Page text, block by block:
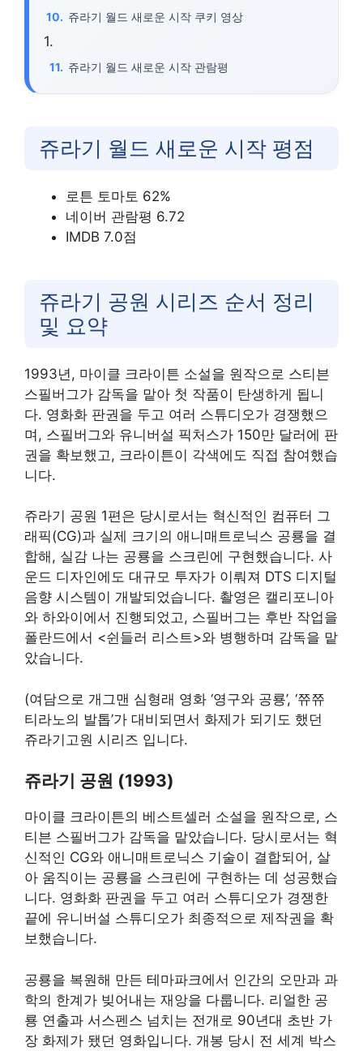
쥬라기 월드 새로운 시작 쿠키 영상
쥬라기 월드 새로운 시작 관람평
쥬라기 월드 새로운 시작 평점
로튼 토마토 62%
네이버 관람평 6.72
IMDB 7.0점
쥬라기 공원 시리즈 순서 정리
및 요약
1993년, 마이클 크라이튼 소설을 원작으로 스티븐
스필버그가 감독을 맡아 첫 작품이 탄생하게 됩니
다. 영화화 판권을 두고 여러 스튜디오가 경쟁했으
며, 스필버그와 유니버설 픽처스가 150만 달러에 판
권을 확보했고, 크라이튼이 각색에도 직접 참여했습
니다.
쥬라기 공원 1편은 당시로서는 혁신적인 컴퓨터 그
래픽(CG)과 실제 크기의 애니매트로닉스 공룡을 결
합해, 실감 나는 공룡을 스크린에 구현했습니다. 사
운드 디자인에도 대규모 투자가 이뤄져 DTS 디지털
음향 시스템이 개발되었습니다. 촬영은 캘리포니아
와 하와이에서 진행되었고, 스필버그는 후반 작업을
폴란드에서 <쉰들러 리스트>와 병행하며 감독을 맡
았습니다.
(여담으로 개그맨 심형래 영화 ‘영구와 공룡’, ‘쮸쮸
티라노의 발톱’가 대비되면서 화제가 되기도 했던
쥬라기고원 시리즈 입니다.
쥬라기 공원 (1993)
마이클 크라이튼의 베스트셀러 소설을 원작으로, 스
티븐 스필버그가 감독을 맡았습니다. 당시로서는 혁
신적인 CG와 애니매트로닉스 기술이 결합되어, 살
아 움직이는 공룡을 스크린에 구현하는 데 성공했습
니다. 영화화 판권을 두고 여러 스튜디오가 경쟁한
끝에 유니버설 스튜디오가 최종적으로 제작권을 확
보했습니다.
공룡을 복원해 만든 테마파크에서 인간의 오만과 과
학의 한계가 빚어내는 재앙을 다룹니다. 리얼한 공
룡 연출과 서스펜스 넘치는 전개로 90년대 초반 가
장 화제가 됐던 영화입니다. 개봉 당시 전 세계 박스